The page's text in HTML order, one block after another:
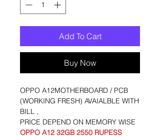
Add To Cart
Buy Now
OPPO A12MOTHERBOARD / PCB
(WORKING FRESH) AVAIALBLE WITH
BILL ,
PRICE DEPEND ON MEMORY WISE
OPPO A12 32GB 2550 RUPESS